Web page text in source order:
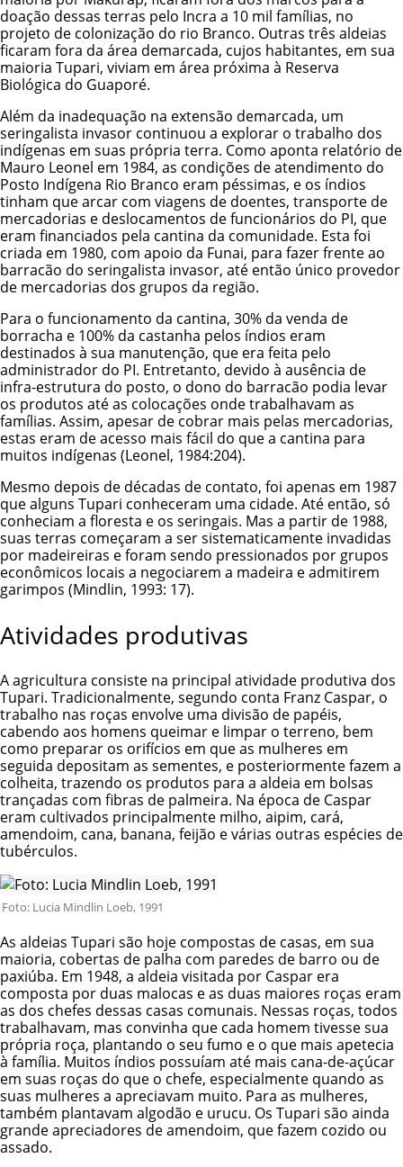
doação dessas terras pelo Incra a 10 mil famílias, no
projeto de colonização do rio Branco. Outras três aldeias
ficaram fora da área demarcada, cujos habitantes, em sua
maioria Tupari, viviam em área próxima à Reserva
Biológica do Guaporé.
Além da inadequação na extensão demarcada, um
seringalista invasor continuou a explorar o trabalho dos
indígenas em suas própria terra. Como aponta relatório de
Mauro Leonel em 1984, as condições de atendimento do
Posto Indígena Rio Branco eram péssimas, e os índios
tinham que arcar com viagens de doentes, transporte de
mercadorias e deslocamentos de funcionários do PI, que
eram financiados pela cantina da comunidade. Esta foi
criada em 1980, com apoio da Funai, para fazer frente ao
barracão do seringalista invasor, até então único provedor
de mercadorias dos grupos da região.
Para o funcionamento da cantina, 30% da venda de
borracha e 100% da castanha pelos índios eram
destinados à sua manutenção, que era feita pelo
administrador do PI. Entretanto, devido à ausência de
infra-estrutura do posto, o dono do barracão podia levar
os produtos até as colocações onde trabalhavam as
famílias. Assim, apesar de cobrar mais pelas mercadorias,
estas eram de acesso mais fácil do que a cantina para
muitos indígenas (Leonel, 1984:204).
Mesmo depois de décadas de contato, foi apenas em 1987
que alguns Tupari conheceram uma cidade. Até então, só
conheciam a floresta e os seringais. Mas a partir de 1988,
suas terras começaram a ser sistematicamente invadidas
por madeireiras e foram sendo pressionados por grupos
econômicos locais a negociarem a madeira e admitirem
garimpos (Mindlin, 1993: 17).
Atividades produtivas
A agricultura consiste na principal atividade produtiva dos
Tupari. Tradicionalmente, segundo conta Franz Caspar, o
trabalho nas roças envolve uma divisão de papéis,
cabendo aos homens queimar e limpar o terreno, bem
como preparar os orifícios em que as mulheres em
seguida depositam as sementes, e posteriormente fazem a
colheita, trazendo os produtos para a aldeia em bolsas
trançadas com fibras de palmeira. Na época de Caspar
eram cultivados principalmente milho, aipim, cará,
amendoim, cana, banana, feijão e várias outras espécies de
tubérculos.
Foto: Lucia Mindlin Loeb, 1991
As aldeias Tupari são hoje compostas de casas, em sua
maioria, cobertas de palha com paredes de barro ou de
paxiúba. Em 1948, a aldeia visitada por Caspar era
composta por duas malocas e as duas maiores roças eram
as dos chefes dessas casas comunais. Nessas roças, todos
trabalhavam, mas convinha que cada homem tivesse sua
própria roça, plantando o seu fumo e o que mais apetecia
à família. Muitos índios possuíam até mais cana-de-açúcar
em suas roças do que o chefe, especialmente quando as
suas mulheres a apreciavam muito. Para as mulheres,
também plantavam algodão e urucu. Os Tupari são ainda
grande apreciadores de amendoim, que fazem cozido ou
assado.